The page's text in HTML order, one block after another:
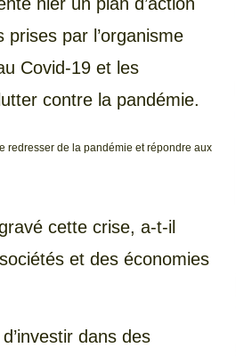
hier un plan d’action
par l’organisme
Covid-19 et les
contre la pandémie.
redresser de la pandémie et répondre aux
cette crise, a-t-il
et des économies
dans des